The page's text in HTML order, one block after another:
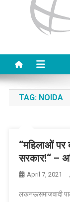
TAG: NOIDA
‘‘महिलाओं पर
सरकार!‘‘ –
April 7, 2021
लखनऊसमाजवादी